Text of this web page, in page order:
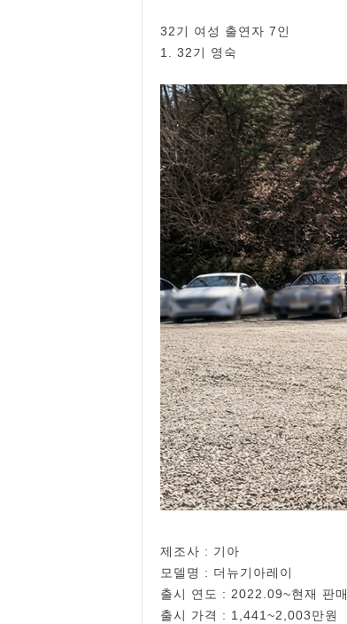
32기 여성 출연자 7인
1. 32기 영숙
제조사 : 기아
모델명 : 더뉴기아레이
출시 연도 : 2022.09~현재 판매
출시 가격 : 1,441~2,003만원